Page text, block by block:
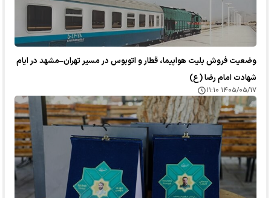
وضعیت فروش بلیت هواپیما، قطار و اتوبوس در مسیر تهران–مشهد در ایام
شهادت امام رضا (ع)
۱۴۰۵/۰۵/۱۷ ۱۱:۱۰